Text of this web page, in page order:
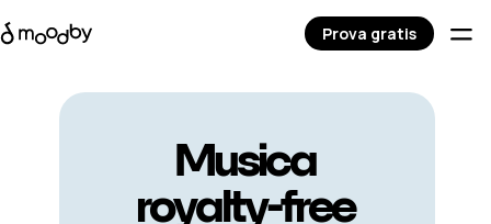
Musica
royalty-free
Prova gratis